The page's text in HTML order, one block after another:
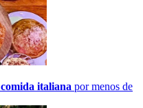
comida italiana por menos de